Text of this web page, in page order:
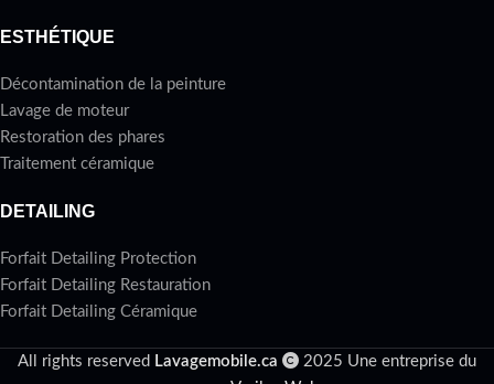
ESTHÉTIQUE
Décontamination de la peinture
Lavage de moteur
Restoration des phares
Traitement céramique
DETAILING
Forfait Detailing Protection
Forfait Detailing Restauration
Forfait Detailing Céramique
All rights reserved Lavagemobile.ca
2025 Une entreprise du